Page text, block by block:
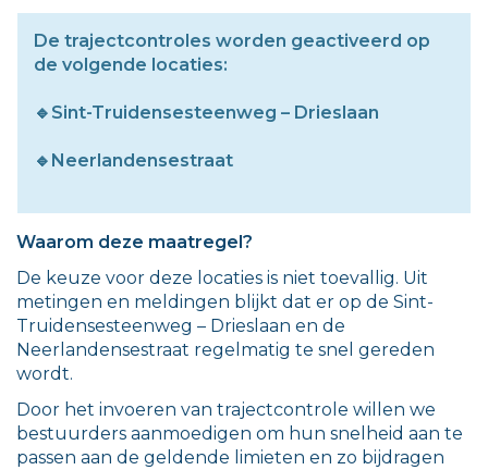
De trajectcontroles worden geactiveerd op
de volgende locaties:
🔹Sint-Truidensesteenweg – Drieslaan
🔹Neerlandensestraat
Waarom deze maatregel?
De keuze voor deze locaties is niet toevallig. Uit
metingen en meldingen blijkt dat er op de Sint-
Truidensesteenweg – Drieslaan en de
Neerlandensestraat regelmatig te snel gereden
wordt.
Door het invoeren van trajectcontrole willen we
bestuurders aanmoedigen om hun snelheid aan te
passen aan de geldende limieten en zo bijdragen